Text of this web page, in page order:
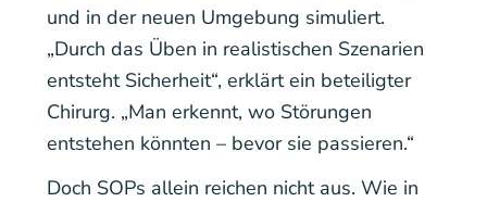
und in der neuen Umgebung simuliert.
„Durch das Üben in realistischen Szenarien
entsteht Sicherheit“, erklärt ein beteiligter
Chirurg. „Man erkennt, wo Störungen
entstehen könnten – bevor sie passieren.“
Doch SOPs allein reichen nicht aus. Wie in